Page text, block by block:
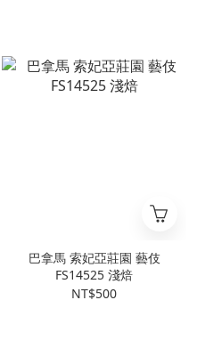
巴拿馬 索妃亞莊園 藝伎
FS14525 淺焙
NT$500